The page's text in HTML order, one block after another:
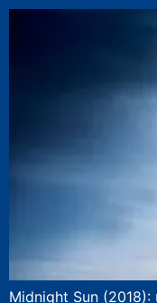
Midnight Sun